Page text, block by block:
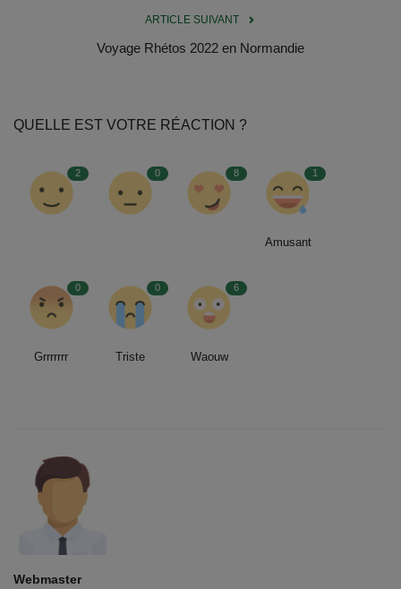
ARTICLE SUIVANT
Voyage Rhétos 2022 en Normandie
QUELLE EST VOTRE RÉACTION ?
2 0 8 1
Amusant
0
Grrrrrrr
0
Triste
6
Waouw
Webmaster